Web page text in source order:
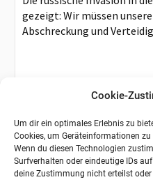
Cookie-
Um dir ein optimales Erlebnis zu
Cookies, um Geräteinformationen
Wenn du diesen Technologien
Surfverhalten oder eindeutige IDs
deine Zustimmung nicht erteilst
gezeigt: Wir müssen
Abschreckung und
NACHRICHTEN
Rheinmetall
GMF140 die